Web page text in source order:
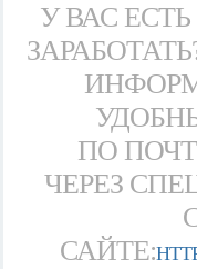
У ВАС
ПО
ЧЕРЕЗ
САЙТЕ: